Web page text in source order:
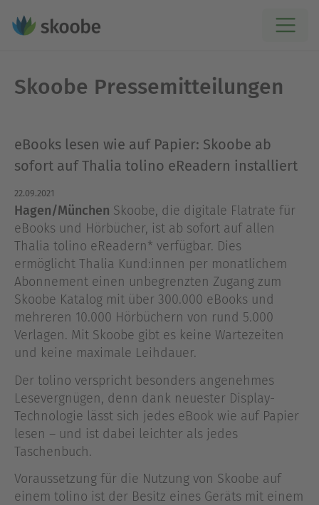
Skoobe Pressemitteilungen
eBooks lesen wie auf Papier: Skoobe ab
sofort auf Thalia tolino eReadern installiert
22.09.2021
Hagen/München Skoobe, die digitale Flatrate für
eBooks und Hörbücher, ist ab sofort auf allen
Thalia tolino eReadern* verfügbar. Dies
ermöglicht Thalia Kund:innen per monatlichem
Abonnement einen unbegrenzten Zugang zum
Skoobe Katalog mit über 300.000 eBooks und
mehreren 10.000 Hörbüchern von rund 5.000
Verlagen. Mit Skoobe gibt es keine Wartezeiten
und keine maximale Leihdauer.
Der tolino verspricht besonders angenehmes
Lesevergnügen, denn dank neuester Display-
Technologie lässt sich jedes eBook wie auf Papier
lesen – und ist dabei leichter als jedes
Taschenbuch.
Voraussetzung für die Nutzung von Skoobe auf
einem tolino ist der Besitz eines Geräts mit einem